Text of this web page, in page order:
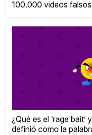
100.000 videos
¿Qué es el ‘rage
definió como la